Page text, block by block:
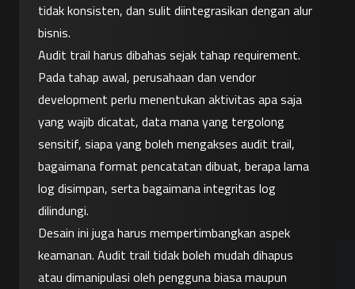
tidak konsisten, dan sulit diintegrasikan dengan alur
bisnis.
Audit trail harus dibahas sejak tahap requirement.
Pada tahap awal, perusahaan dan vendor
development perlu menentukan aktivitas apa saja
yang wajib dicatat, data mana yang tergolong
sensitif, siapa yang boleh mengakses audit trail,
bagaimana format pencatatan dibuat, berapa lama
log disimpan, serta bagaimana integritas log
dilindungi.
Desain ini juga harus mempertimbangkan aspek
keamanan. Audit trail tidak boleh mudah dihapus
atau dimanipulasi oleh pengguna biasa maupun